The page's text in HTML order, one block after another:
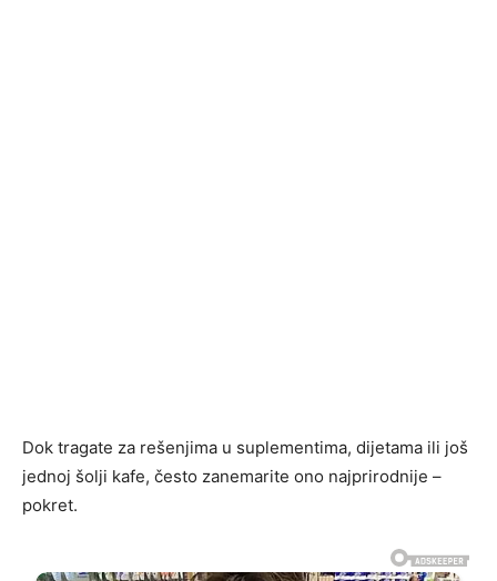
Dok tragate za rešenjima u suplementima, dijetama ili još
jednoj šolji kafe, često zanemarite ono najprirodnije –
pokret.